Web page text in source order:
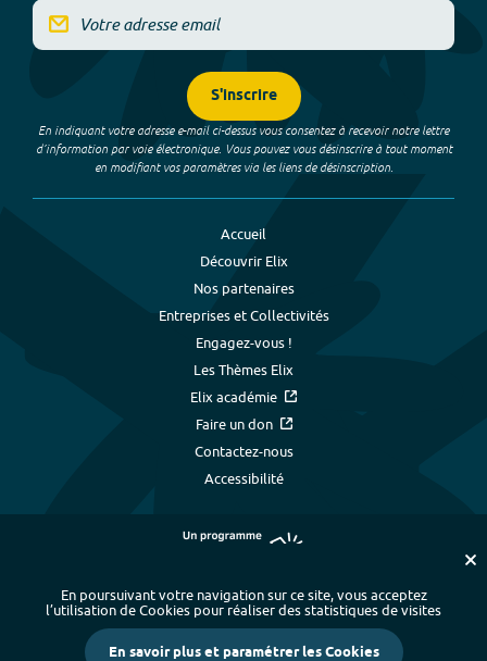
S'inscrire
En indiquant votre adresse e-mail ci-dessus vous consentez à recevoir notre lettre
d’information par voie électronique. Vous pouvez vous désinscrire à tout moment
en modifiant vos paramètres via les liens de désinscription.
Accueil
Découvrir Elix
Nos partenaires
Entreprises et Collectivités
Engagez-vous !
Les Thèmes Elix
Elix académie
Faire un don
Contactez-nous
Accessibilité
Plan du site - Index alphabétique
-
Mentions légales et données personnelles
- Paramétrer les cookies
En poursuivant votre navigation sur ce site, vous acceptez
l’utilisation de Cookies pour réaliser des statistiques de visites
En savoir plus et paramétrer les Cookies